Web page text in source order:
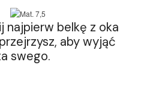
najpierw belkę z oka
aby wyjąć
swego.